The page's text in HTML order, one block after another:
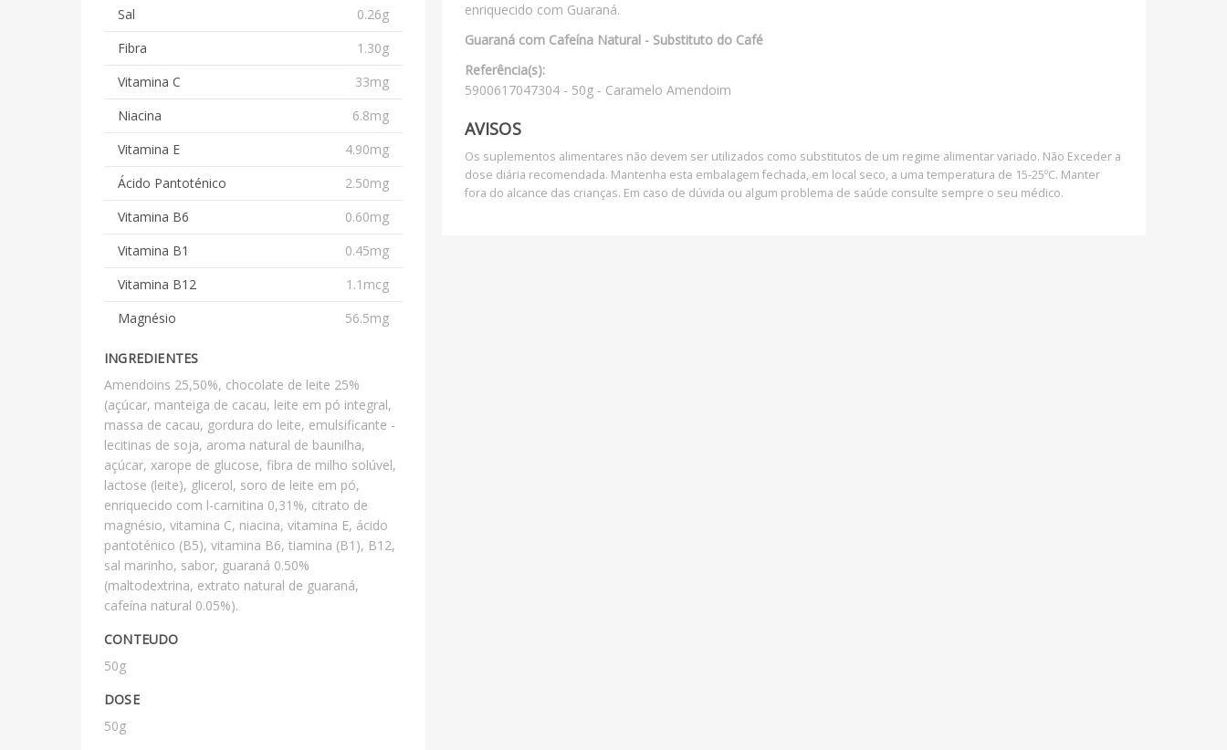
Sal
0.26g
Fibra
1.30g
Vitamina C
33mg
Niacina
6.8mg
Vitamina E
4.90mg
Ácido Pantoténico
2.50mg
Vitamina B6
0.60mg
Vitamina B1
0.45mg
Vitamina B12
1.1mcg
Magnésio
56.5mg
INGREDIENTES
Amendoins 25,50%, chocolate de leite 25%
(açúcar, manteiga de cacau, leite em pó integral,
massa de cacau, gordura do leite, emulsificante -
lecitinas de soja, aroma natural de baunilha,
açúcar, xarope de glucose, fibra de milho solúvel,
lactose (leite), glicerol, soro de leite em pó,
enriquecido com l-carnitina 0,31%, citrato de
magnésio, vitamina C, niacina, vitamina E, ácido
pantoténico (B5), vitamina B6, tiamina (B1), B12,
sal marinho, sabor, guaraná 0.50%
(maltodextrina, extrato natural de guaraná,
cafeína natural 0.05%).
CONTEUDO
50g
DOSE
50g
enriquecido com Guaraná.
Guaraná com Cafeína Natural - Substituto do Café
Referência(s):
5900617047304 - 50g - Caramelo Amendoim
AVISOS
Os suplementos alimentares não devem ser utilizados como substitutos de um regime alimentar variado. Não Exceder a
dose diária recomendada. Mantenha esta embalagem fechada, em local seco, a uma temperatura de 15-25ºC. Manter
fora do alcance das crianças. Em caso de dúvida ou algum problema de saúde consulte sempre o seu médico.